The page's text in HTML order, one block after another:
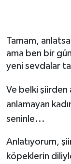
Tamam,
ama ben bir
yeni sevdalar
Ve belki şiirden
anlamayan
seninle...
Anlatıyorum,
köpeklerin
Güncel
Gündem
Politika
Spor
Turizm